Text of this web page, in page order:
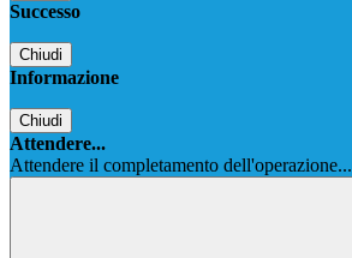
Successo
Chiudi
Informazione
Chiudi
Attendere...
Attendere il completamento dell'operazione...